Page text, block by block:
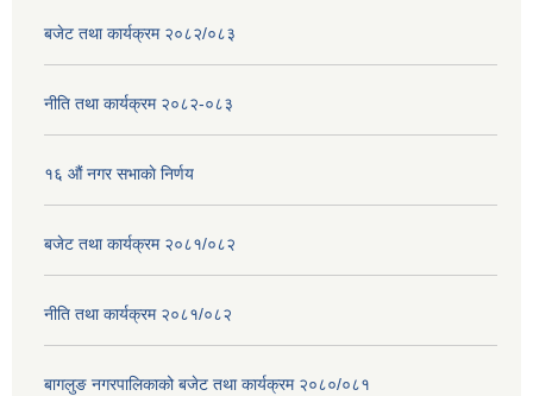
बजेट तथा कार्यक्रम २०८२/०८३
नीति तथा कार्यक्रम २०८२-०८३
१६ ‌औं नगर सभाकाे निर्णय
बजेट तथा कार्यक्रम २०८१/०८२
नीति तथा कार्यक्रम २०८१/०८२
बागलुङ नगरपालिकाको बजेट तथा कार्यक्रम २०८०/०८१